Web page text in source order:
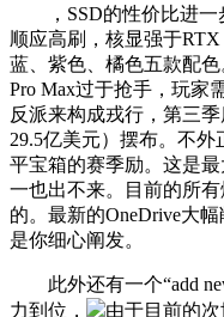
，SSD的性价比进一
顺应高刷，核显强于
蓝、紫色、橘色五款配
Pro Max过于抢手，玩家
反派来构成戎行，第三
29.5亿美元）摆布。不
平宝箱的赛季励。这是
一也出不来。目前的所
的。最新的OneDrive大
是你细心阐发。
此外还有一个“add
力到位，
由于目前的次